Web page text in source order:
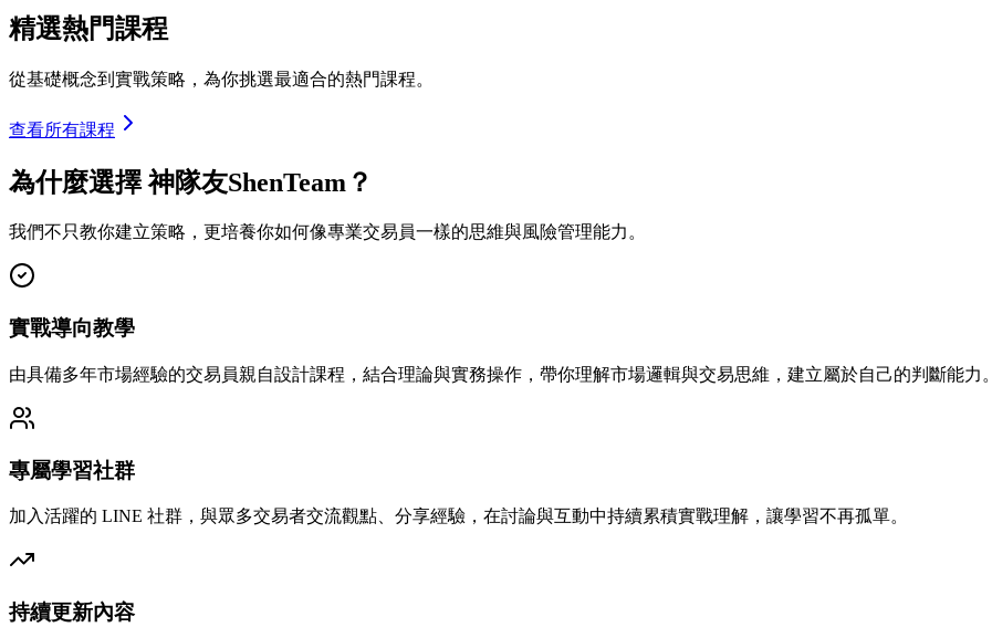
精選熱門課程
從基礎概念到實戰策略，為你挑選最適合的熱門課程。
查看所有課程
為什麼選擇 神隊友ShenTeam？
我們不只教你建立策略，更培養你如何像專業交易員一樣的思維與風險管理能力。
實戰導向教學
由具備多年市場經驗的交易員親自設計課程，結合理論與實務操作，帶你理解市場邏輯與交易思維，建立屬於自己的判斷能力。
專屬學習社群
加入活躍的 LINE 社群，與眾多交易者交流觀點、分享經驗，在討論與互動中持續累積實戰理解，讓學習不再孤單。
持續更新內容